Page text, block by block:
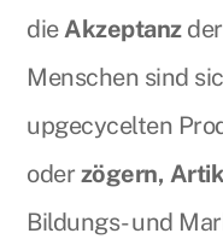
dieAkzeptanzder
Menschen sind
upgecycelten
oder zögern,
Bildungs- und